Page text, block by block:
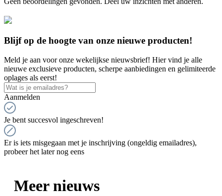
Blijf op de hoogte van onze nieuwe producten!
Meld je aan voor onze wekelijkse nieuwsbrief! Hier vind je alle
nieuwe exclusieve producten, scherpe aanbiedingen en gelimiteerde
oplages als eerst!
Aanmelden
Je bent succesvol ingeschreven!
Er is iets misgegaan met je inschrijving (ongeldig emailadres),
probeer het later nog eens
Meer nieuws